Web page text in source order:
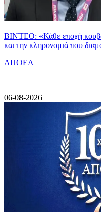
ΒΙΝΤΕΟ: «Κάθε εποχή
και την κληρονομιά που
ΑΠΟΕΛ
|
06-08-2026